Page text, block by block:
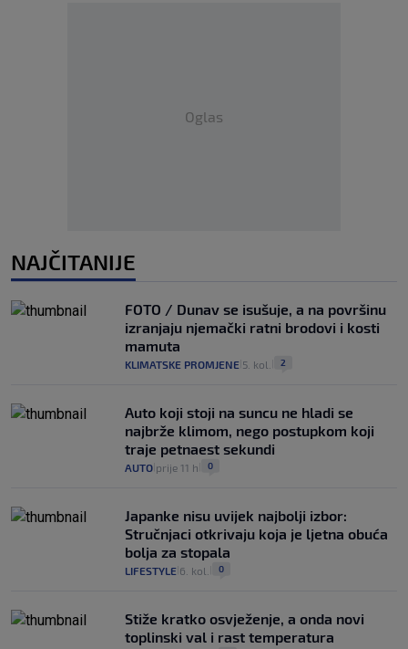
Oglas
NAJČITANIJE
FOTO / Dunav se isušuje, a na površinu
izranjaju njemački ratni brodovi i kosti
mamuta
KLIMATSKE PROMJENE 5. kol. 2
Auto koji stoji na suncu ne hladi se
najbrže klimom, nego postupkom koji
traje petnaest sekundi
AUTO prije 11 h 0
Japanke nisu uvijek najbolji izbor:
Stručnjaci otkrivaju koja je ljetna obuća
bolja za stopala
LIFESTYLE 6. kol. 0
Stiže kratko osvježenje, a onda novi
toplinski val i rast temperatura